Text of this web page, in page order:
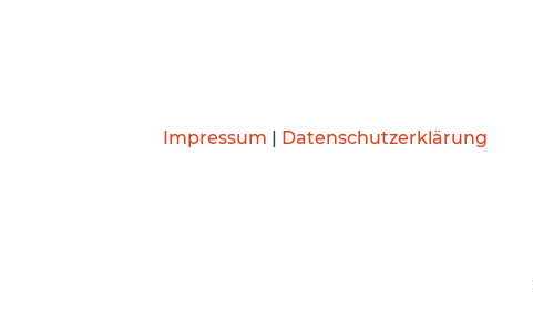
Impressum | Datenschutzerklärung